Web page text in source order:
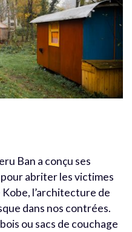
Ban a conçu ses
abriter les victimes
l’architecture de
dans nos contrées.
ou sacs de couchage